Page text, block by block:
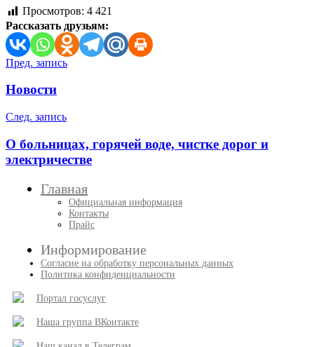
Просмотров: 4 421
Рассказать друзьям:
Навигация
по
Пред. запись
Новости
След. запись
О больницах, горячей воде, чистке дорог и
электричестве
Главная
Официальная информация
Контакты
Прайс
Информирование
Согласие на обработку персональных данных
Политика конфиденциальности
Портал госуслуг
Наша группа ВКонтакте